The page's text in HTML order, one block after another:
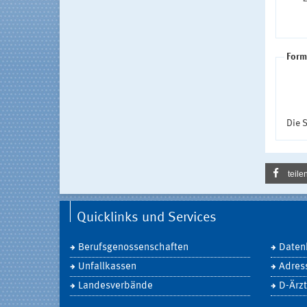
Die
Quicklinks und Services
Berufsgenossenschaften
Unfallkassen
Landesverbände
D-